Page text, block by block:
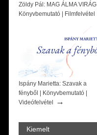
Zöldy Pál: MAG ÁLMA VIRÁG |
Könyvbemutató | Filmfelvétel
Ispány Marietta: Szavak a
fényből | Könyvbemutató |
Videófelvétel
→
Kiemelt